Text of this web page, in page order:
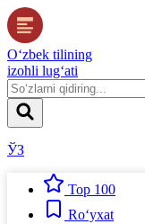
O‘zbek tilining
izohli lug‘ati
ЎЗ
Top 100
Ro‘yxat